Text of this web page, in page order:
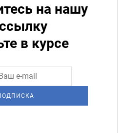
на нашу
в курсе